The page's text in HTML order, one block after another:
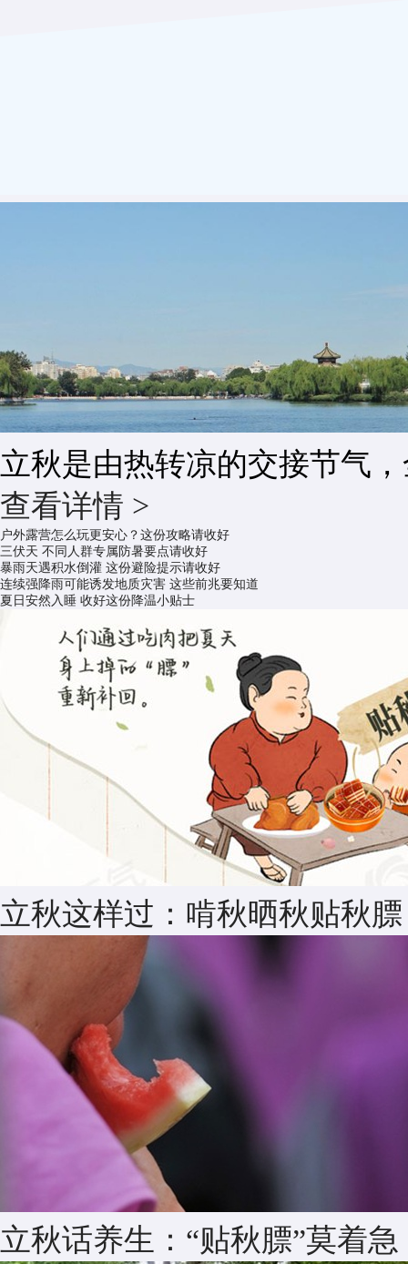
立秋是由热转凉的交接节气
查看详情 >
户外露营怎么玩更安心？这份攻略请收好
三伏天 不同人群专属防暑要点请收好
暴雨天遇积水倒灌 这份避险提示请收好
连续强降雨可能诱发地质灾害 这些前兆要知道
夏日安然入睡 收好这份降温小贴士
立秋这样过：啃秋晒秋贴秋
立秋话养生：“贴秋膘”莫着